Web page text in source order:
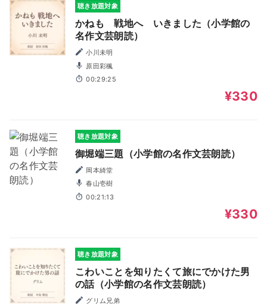
聴き放題対象
かねも 戦地へ いきました（小学館の
名作文芸朗読）
小川未明
原田彩楓
00:29:25
¥330
聴き放題対象
御堀端三題（小学館の名作文芸朗読）
岡本綺堂
春山壱樹
00:21:13
¥330
聴き放題対象
こわいことを知りたくて旅にでかけた男
の話（小学館の名作文芸朗読）
グリム兄弟